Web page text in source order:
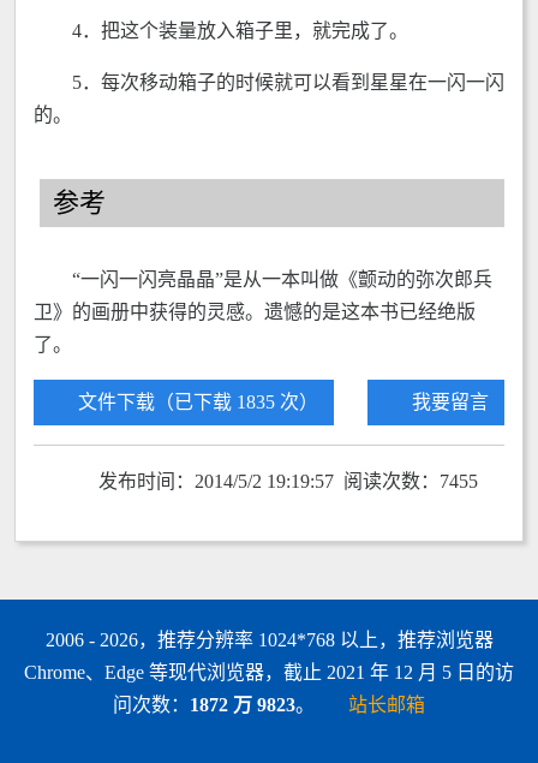
4．把这个装量放入箱子里，就完成了。
5．每次移动箱子的时候就可以看到星星在一闪一闪
的。
参考
“一闪一闪亮晶晶”是从一本叫做《颤动的弥次郎兵
卫》的画册中获得的灵感。遗憾的是这本书已经绝版
了。
文件下载（已下载 1835 次） 我要留言
发布时间：2014/5/2 19:19:57 阅读次数：7455
2006 - 2026，推荐分辨率 1024*768 以上，推荐浏览器
Chrome、Edge 等现代浏览器，截止 2021 年 12 月 5 日的访
问次数： 1872 万 9823。 站长邮箱